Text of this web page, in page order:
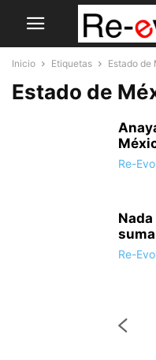
Inicio Etiquetas Estado de
Estado de
Re-
Re-